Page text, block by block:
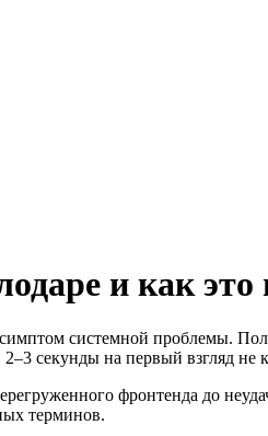
и как
системной проблемы.
секунды на первый взгляд
фронтенда до
терминов.